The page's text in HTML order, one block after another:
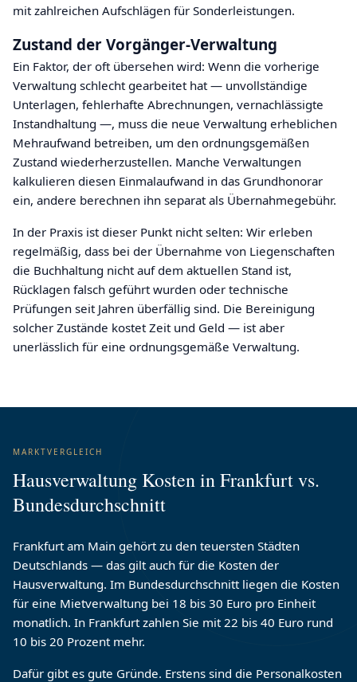
mit zahlreichen Aufschlägen für Sonderleistungen.
Zustand der Vorgänger-Verwaltung
Ein Faktor, der oft übersehen wird: Wenn die vorherige
Verwaltung schlecht gearbeitet hat — unvollständige
Unterlagen, fehlerhafte Abrechnungen, vernachlässigte
Instandhaltung —, muss die neue Verwaltung erheblichen
Mehraufwand betreiben, um den ordnungsgemäßen
Zustand wiederherzustellen. Manche Verwaltungen
kalkulieren diesen Einmalaufwand in das Grundhonorar
ein, andere berechnen ihn separat als Übernahmegebühr.
In der Praxis ist dieser Punkt nicht selten: Wir erleben
regelmäßig, dass bei der Übernahme von Liegenschaften
die Buchhaltung nicht auf dem aktuellen Stand ist,
Rücklagen falsch geführt wurden oder technische
Prüfungen seit Jahren überfällig sind. Die Bereinigung
solcher Zustände kostet Zeit und Geld — ist aber
unerlässlich für eine ordnungsgemäße Verwaltung.
MARKTVERGLEICH
Hausverwaltung Kosten in Frankfurt vs.
Bundesdurchschnitt
Frankfurt am Main gehört zu den teuersten Städten
Deutschlands — das gilt auch für die Kosten der
Hausverwaltung. Im Bundesdurchschnitt liegen die Kosten
für eine Mietverwaltung bei 18 bis 30 Euro pro Einheit
monatlich. In Frankfurt zahlen Sie mit 22 bis 40 Euro rund
10 bis 20 Prozent mehr.
Dafür gibt es gute Gründe. Erstens sind die Personalkosten